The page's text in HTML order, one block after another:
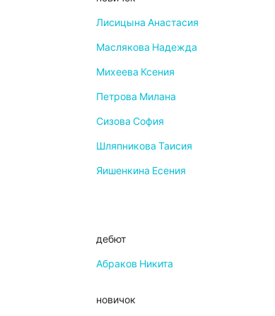
Лисицына Анастасия
Маслякова Надежда
Михеева Ксения
Петрова Милана
Сизова София
Шляпникова Таисия
Яишенкина Есения
дебют
Абраков Никита
новичок